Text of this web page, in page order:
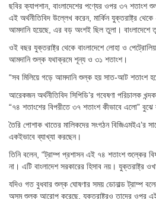
ছবির ক্যাপশান, বাংলাদেশের পণ্যের ওপর ৩৭ শতাংশ
এই অর্থনীতিবিদ উল্লেখ করেন, মার্কিন যুক্তরাষ্ট্র
আমদানি হয়েছে, এর বড় অংশই ছিল তুলা।
ওই বছর যুক্তরাষ্ট্র থেকে বাংলাদেশে লোহা ও
আমদানি শুল্ক যথাক্রমে শূন্য ও ৩১ শতাংশ।
“সব মিলিয়ে গড়ে আমদানি শুল্ক হয় সাত-আট শতাংশ
আরেকজন অর্থনীতিবিদ সিপিডি’র গবেষণা পরিচালক
“৭৪ শতাংশের বিপরীতে ৩৭ শতাংশ কীভাবে এলো” বুঝে
তৈরি পোশাক খাতের মালিকদের সংগঠন বিজিএমইএ’র
একইভাবে ব্যাখ্যা করছেন।
তিনি বলেন, “ট্রাম্প প্রশাসন এই ৭৪ শতাংশ শুল্কের
না। এটি বাংলাদেশ সরকারের হিসাব নয়। যুক্তরাষ্ট্র
যদিও গত বুধবার শুল্ক ঘোষণার সময় ডোনাল্ড ট্রাম্প
অসম শুল্ক আরোপ করেছে, যুক্তরাষ্ট্রও তাদের ওপর